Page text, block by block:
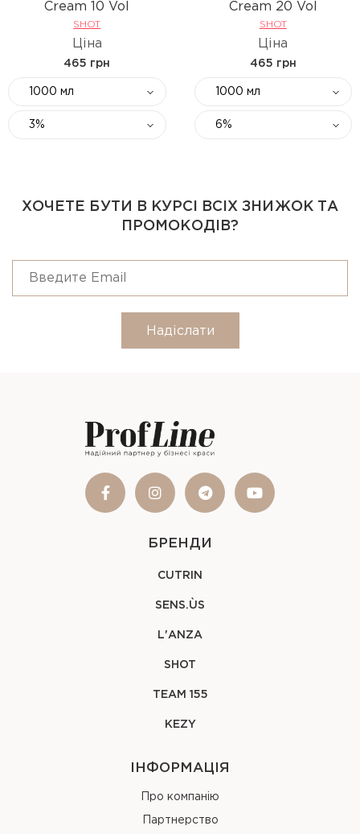
Cream 10 Vol
SHOT
Ціна
465 грн
1000 мл
3%
Cream 20 Vol
SHOT
Ціна
465 грн
1000 мл
6%
ХОЧЕТЕ БУТИ В КУРСІ ВСІХ ЗНИЖОК ТА
ПРОМОКОДІВ?
Надіслати
БРЕНДИ
CUTRIN
SENS.ÙS
L'ANZA
SHOT
TEAM 155
KEZY
ІНФОРМАЦІЯ
Про компанію
Партнерство